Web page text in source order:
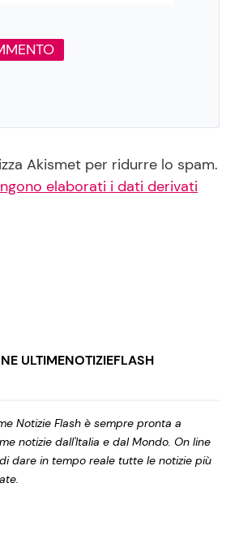
Akismet per ridurre lo spam.
elaborati i dati derivati
ULTIMENOTIZIEFLASH
Notizie Flash è sempre pronta a
notizie dall'Italia e dal Mondo. On line
dare in tempo reale tutte le notizie più